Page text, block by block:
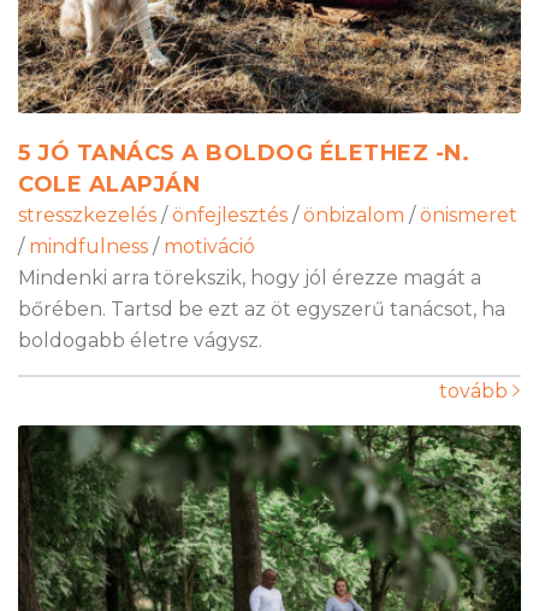
5 JÓ TANÁCS A BOLDOG ÉLETHEZ -N.
COLE ALAPJÁN
stresszkezelés / önfejlesztés / önbizalom / önismeret
/ mindfulness / motiváció
Mindenki arra törekszik, hogy jól érezze magát a
bőrében. Tartsd be ezt az öt egyszerű tanácsot, ha
boldogabb életre vágysz.
tovább